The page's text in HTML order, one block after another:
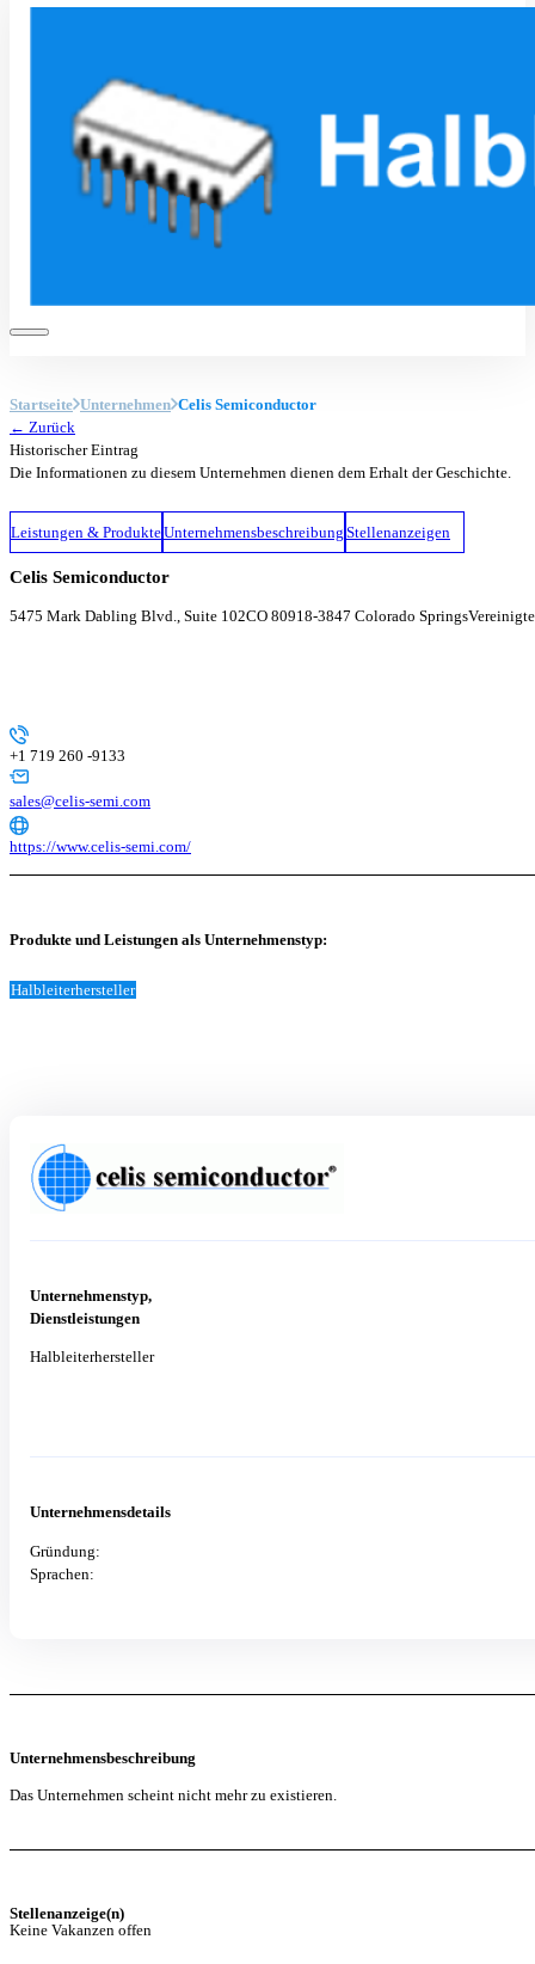
Startseite Unternehmen Celis Semiconductor
← Zurück
Historischer Eintrag
Die Informationen zu diesem Unternehmen dienen dem Erhalt der Geschichte.
Leistungen & ProdukteUnternehmensbeschreibung Stellenanzeigen
Celis Semiconductor
5475 Mark Dabling Blvd., Suite 102CO 80918-3847 Colorado Springs
+1 719 260 -9133
sales@celis-semi.com
https://www.celis-semi.com/
Produkte und Leistungen als Unternehmenstyp:
Halbleiterhersteller
Unternehmenstyp,
Dienstleistungen
Halbleiterhersteller
Unternehmensdetails
Gründung:
Sprachen:
Unternehmensbeschreibung
Das Unternehmen scheint nicht mehr zu existieren.
Stellenanzeige(n)
Keine Vakanzen offen